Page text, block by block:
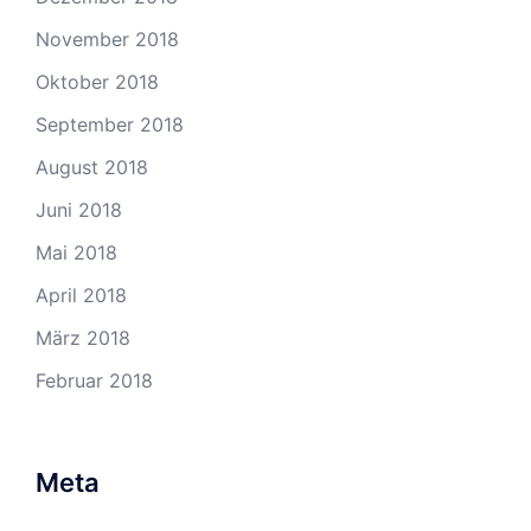
November 2018
Oktober 2018
September 2018
August 2018
Juni 2018
Mai 2018
April 2018
März 2018
Februar 2018
Meta